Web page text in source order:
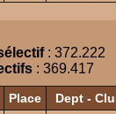
: 372.222
: 369.417
Place Dept -